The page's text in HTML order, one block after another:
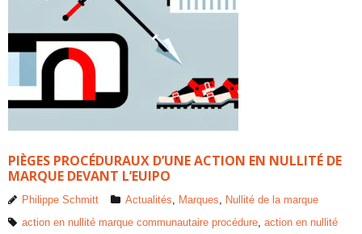
PIÈGES PROCÉDURAUX D’UNE ACTION EN NULLITÉ DE
MARQUE DEVANT L’EUIPO
Philippe Schmitt Actualités, Marques, Nullité de la marque
action en nullité marque communautaire procédure, action en nullité